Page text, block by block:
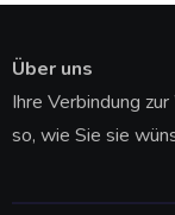
Über uns
Ihre Verbindung
so, wie Sie sie